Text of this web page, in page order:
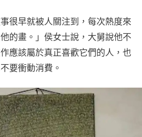
事很早就被人關注到，每次熱度來
的畫。」侯女士說，大舅說他不
應該屬於真正喜歡它們的人，也
要衝動消費。